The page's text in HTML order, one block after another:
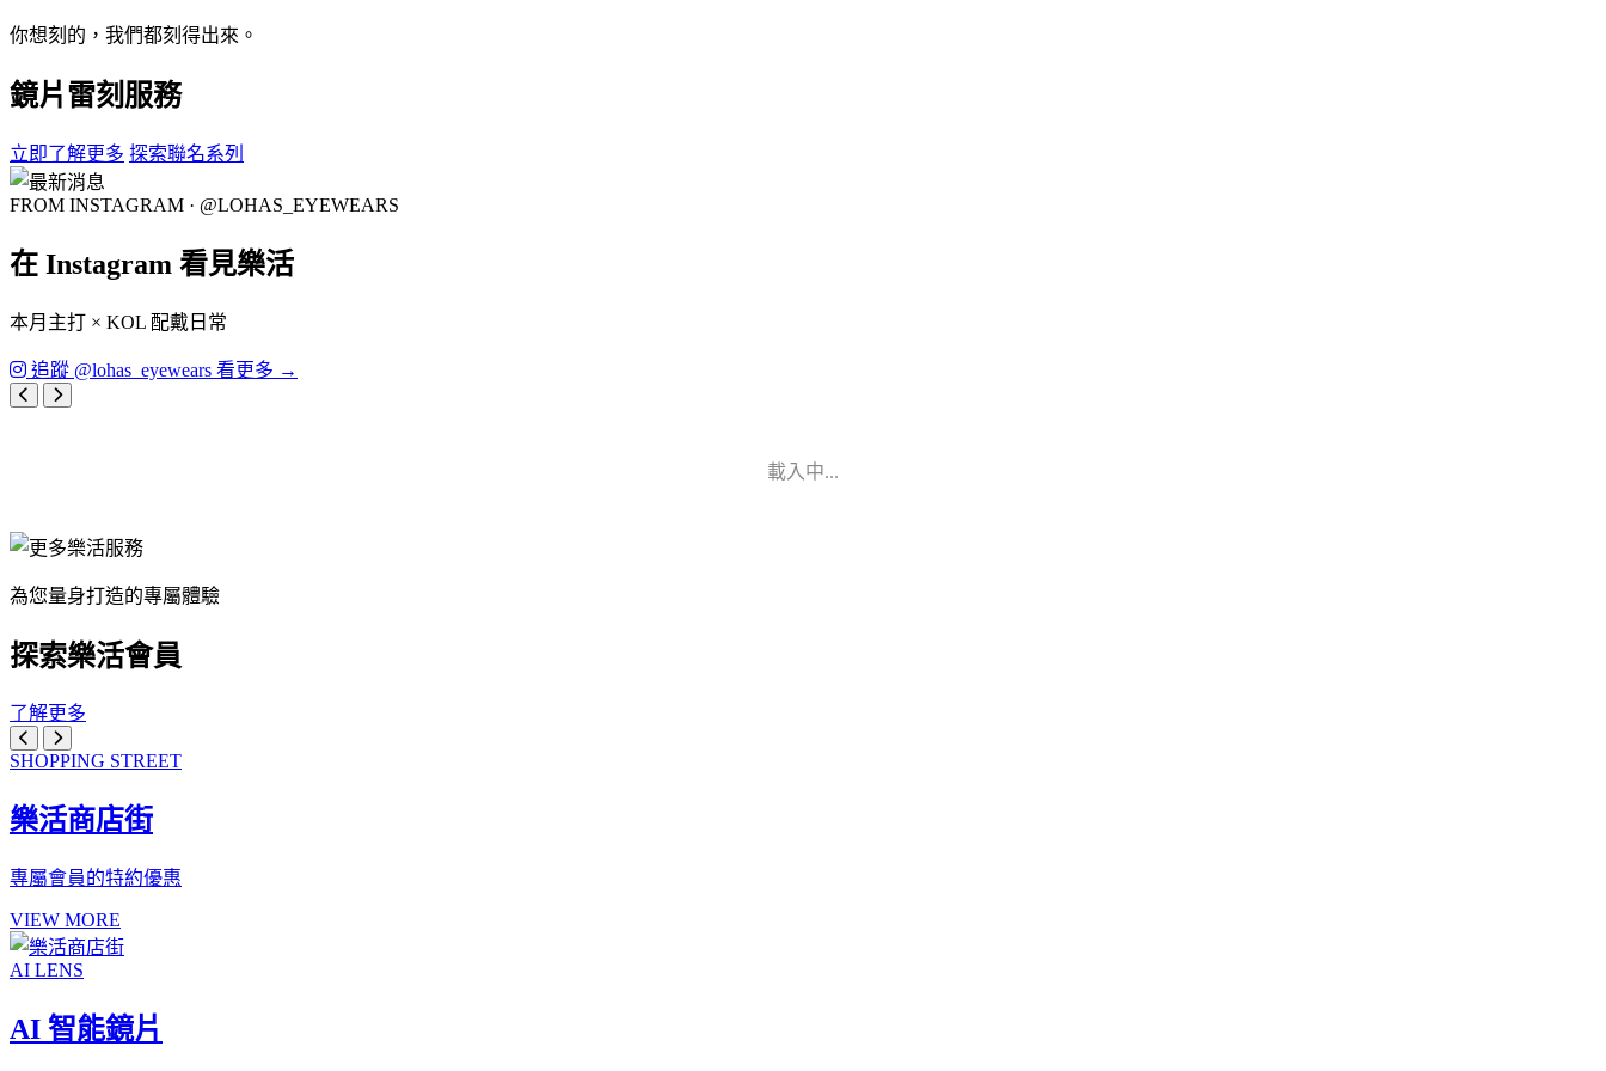
你想刻的，我們都刻得出來。
鏡片雷刻服務
立即了解更多 探索聯名系列
FROM INSTAGRAM · @LOHAS_EYEWEARS
在 Instagram 看見樂活
本月主打 × KOL 配戴日常
追蹤 @lohas_eyewears 看更多 →
載入中...
為您量身打造的專屬體驗
探索樂活會員
了解更多
SHOPPING STREET
樂活商店街
專屬會員的特約優惠
VIEW MORE
AI LENS
AI 智能鏡片